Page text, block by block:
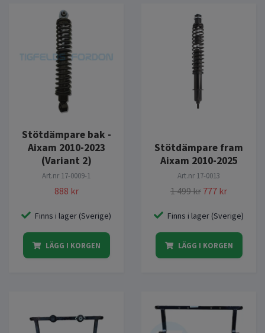
Stötdämpare bak -
Aixam 2010-2023
(Variant 2)
Art.nr 17-0009-1
888 kr
Finns i lager (Sverige)
LÄGG I KORGEN
Stötdämpare fram
Aixam 2010-2025
Art.nr 17-0013
1 499 kr 777 kr
Finns i lager (Sverige)
LÄGG I KORGEN